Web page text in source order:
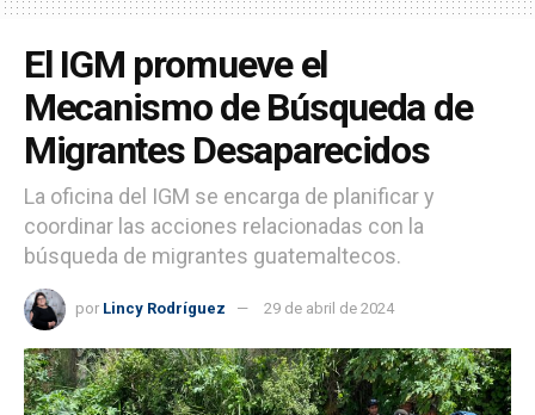
El IGM promueve el
Mecanismo de Búsqueda de
Migrantes Desaparecidos
La oficina del IGM se encarga de planificar y
coordinar las acciones relacionadas con la
búsqueda de migrantes guatemaltecos.
por Lincy Rodríguez 29 de abril de 2024